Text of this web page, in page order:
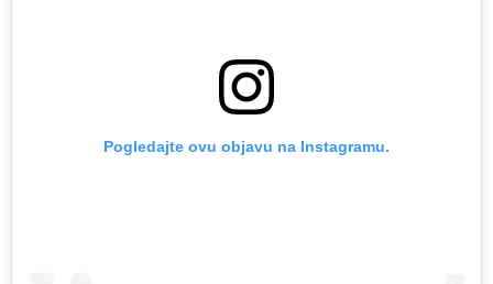
Pogledajte ovu objavu na Instagramu.